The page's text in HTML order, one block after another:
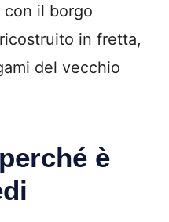
il borgo
in fretta,
del vecchio
è